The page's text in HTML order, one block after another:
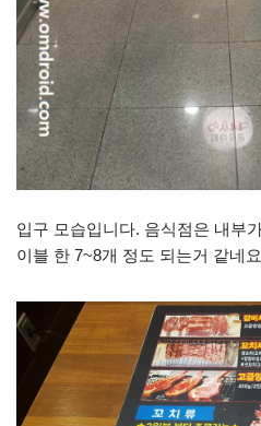
입구 모습입니다. 음식점은 내부
이블 한 7~8개 정도 되는거 같네